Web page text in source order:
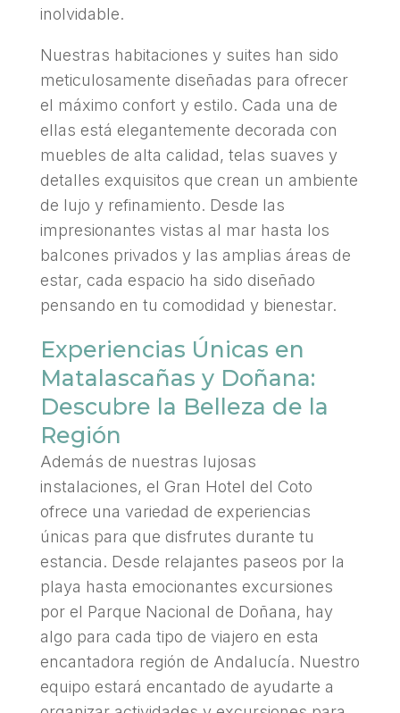
inolvidable.
Nuestras habitaciones y suites han sido
meticulosamente diseñadas para ofrecer
el máximo confort y estilo. Cada una de
ellas está elegantemente decorada con
muebles de alta calidad, telas suaves y
detalles exquisitos que crean un ambiente
de lujo y refinamiento. Desde las
impresionantes vistas al mar hasta los
balcones privados y las amplias áreas de
estar, cada espacio ha sido diseñado
pensando en tu comodidad y bienestar.
Experiencias Únicas en
Matalascañas y Doñana:
Descubre la Belleza de la
Región
Además de nuestras lujosas
instalaciones, el Gran Hotel del Coto
ofrece una variedad de experiencias
únicas para que disfrutes durante tu
estancia. Desde relajantes paseos por la
playa hasta emocionantes excursiones
por el Parque Nacional de Doñana, hay
algo para cada tipo de viajero en esta
encantadora región de Andalucía. Nuestro
equipo estará encantado de ayudarte a